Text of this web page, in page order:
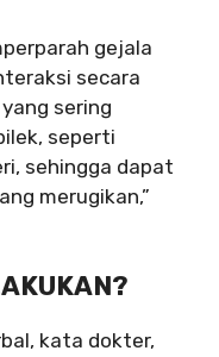
gejala
secara
sering
seperti
sehingga dapat
merugikan,”
kata dokter,